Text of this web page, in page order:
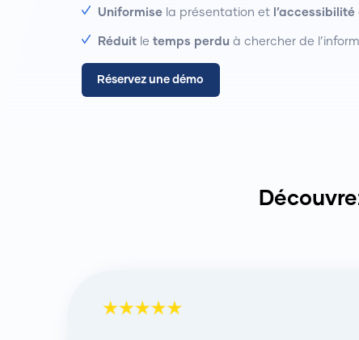
Uniformise la présentation et l’accessibilité
Réduit letemps perdu à chercher de
Réservez une démo